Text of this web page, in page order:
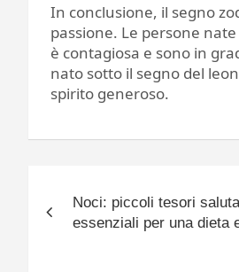
In conclusione, il segno
passione. Le persone
è contagiosa e sono in
nato sotto il segno del
spirito generoso.
articoli
Noci: piccoli tesori
essenziali per una dieta